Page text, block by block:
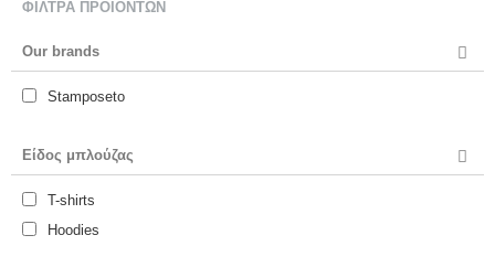
ΦΊΛΤΡΑ ΠΡΟΪΌΝΤΩΝ
Our brands
Stamposeto
Είδος μπλούζας
T-shirts
Hoodies